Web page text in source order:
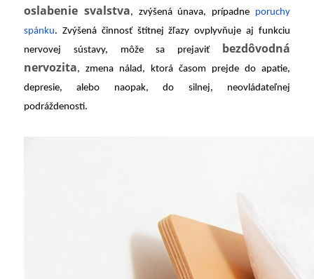
oslabenie svalstva, zvýšená únava, prípadne poruchy
spánku. Zvýšená činnosť štítnej žľazy ovplyvňuje aj funkciu
nervovej sústavy, môže sa prejaviť bezdôvodná
nervozita, zmena nálad, ktorá časom prejde do apatie,
depresie, alebo naopak, do silnej, neovládateľnej
podráždenosti.